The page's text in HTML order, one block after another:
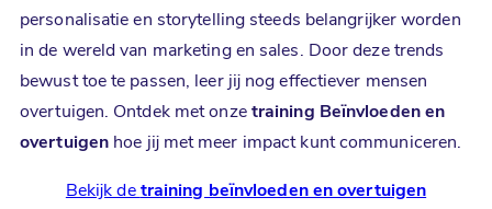
personalisatie en storytelling steeds belangrijker worden
in de wereld van marketing en sales. Door deze trends
bewust toe te passen, leer jij nog effectiever mensen
overtuigen. Ontdek met onze training Beïnvloeden en
overtuigen hoe jij met meer impact kunt communiceren.
Bekijk de training beïnvloeden en overtuigen